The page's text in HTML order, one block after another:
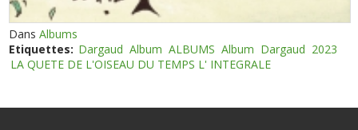
DansAlbums
Etiquettes: Dargaud Album ALBUMS Album Dargaud 2023
LA QUETE DE L'OISEAU DU TEMPS L' INTEGRALE